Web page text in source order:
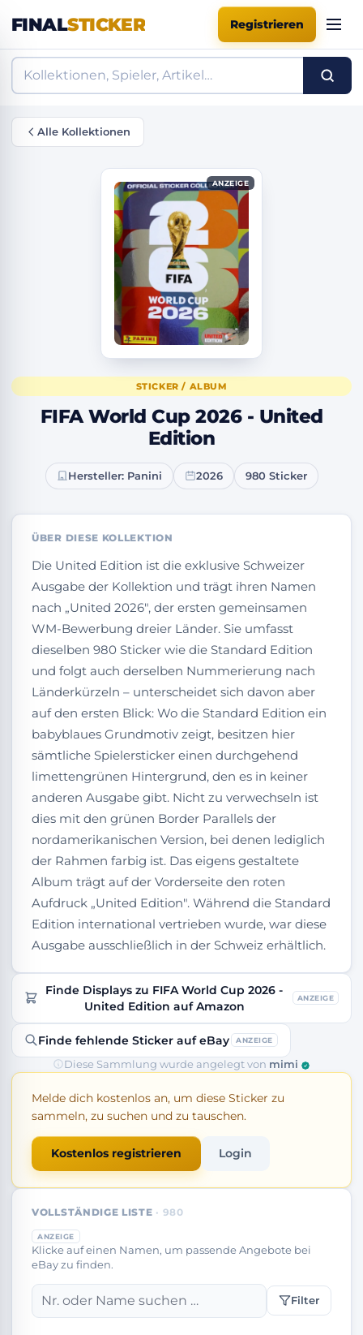
FINALSTICKER Registrieren
Alle Kollektionen
ANZEIGE
STICKER / ALBUM
FIFA World Cup 2026 - United
Edition
Hersteller: Panini 2026 980 Sticker
ÜBER DIESE KOLLEKTION
Die United Edition ist die exklusive Schweizer
Ausgabe der Kollektion und trägt ihren Namen
nach „United 2026", der ersten gemeinsamen
WM-Bewerbung dreier Länder. Sie umfasst
dieselben 980 Sticker wie die Standard Edition
und folgt auch derselben Nummerierung nach
Länderkürzeln – unterscheidet sich davon aber
auf den ersten Blick: Wo die Standard Edition ein
babyblaues Grundmotiv zeigt, besitzen hier
sämtliche Spielersticker einen durchgehend
limettengrünen Hintergrund, den es in keiner
anderen Ausgabe gibt. Nicht zu verwechseln ist
dies mit den grünen Border Parallels der
nordamerikanischen Version, bei denen lediglich
der Rahmen farbig ist. Das eigens gestaltete
Album trägt auf der Vorderseite den roten
Aufdruck „United Edition". Während die Standard
Edition international vertrieben wurde, war diese
Ausgabe ausschließlich in der Schweiz erhältlich.
Finde Displays zu FIFA World Cup 2026 -
United Edition auf Amazon
ANZEIGE
Finde fehlende Sticker auf eBay ANZEIGE
Diese Sammlung wurde angelegt von mimi
Melde dich kostenlos an, um diese Sticker zu
sammeln, zu suchen und zu tauschen.
Kostenlos registrieren Login
VOLLSTÄNDIGE LISTE · 980
ANZEIGE
Klicke auf einen Namen, um passende Angebote bei
eBay zu finden.
Filter